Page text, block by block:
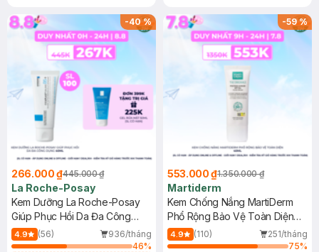
-40%
266.000 ₫445.000 ₫
La Roche-Posay
Kem Dưỡng La Roche-Posay
Giúp Phục Hồi Da Đa Công
Dụng 40ml
4.9 (56)
936/tháng
46%
-59%
553.000 ₫1.350.000 ₫
Martiderm
Kem Chống Nắng MartiDerm
Phổ Rộng Bảo Vệ Toàn Diện
40ml
4.9 (110)
251/tháng
75%